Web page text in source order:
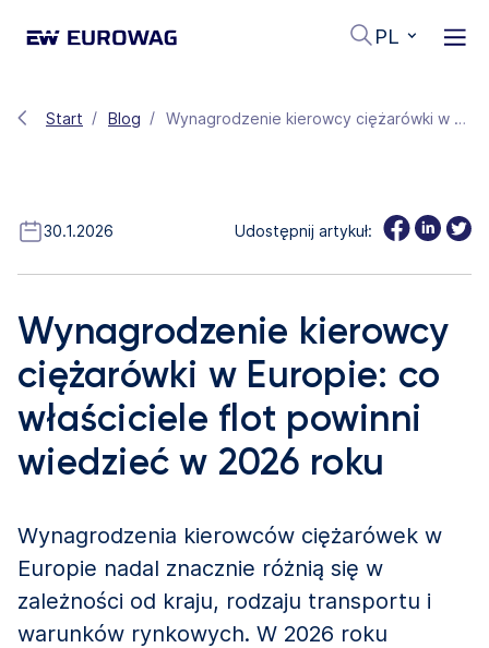
PL
Start Blog Wynagrodzenie kierowcy ciężarówki w Europie: co właściciele flot powinni wiedzieć w 2026 roku
30.1.2026 Udostępnij artykuł:
Wynagrodzenie kierowcy
ciężarówki w Europie: co
właściciele flot powinni
wiedzieć w 2026 roku
Wynagrodzenia kierowców ciężarówek w
Europie nadal znacznie różnią się w
zależności od kraju, rodzaju transportu i
warunków rynkowych. W 2026 roku